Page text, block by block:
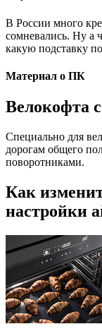
В России много
сомневались. Ну а
какую подставку
Материал о ПК
Велокофта
Специально для
дорогам общего
поворотниками.
Как
настройки